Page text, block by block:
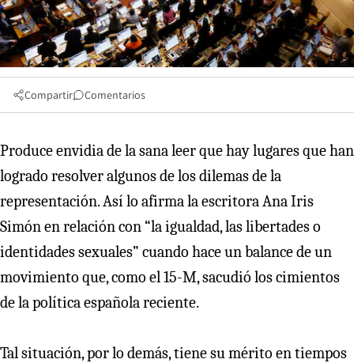
Compartir Comentarios
Produce envidia de la sana leer que hay lugares que han
logrado resolver algunos de los dilemas de la
representación. Así lo afirma la escritora Ana Iris
Simón en relación con “la igualdad, las libertades o
identidades sexuales” cuando hace un balance de un
movimiento que, como el 15-M, sacudió los cimientos
de la política española reciente.
Tal situación, por lo demás, tiene su mérito en tiempos